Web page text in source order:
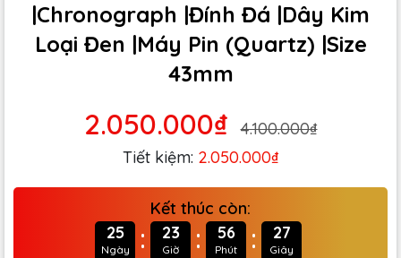
|Chronograph |Đính Đá |Dây Kim
Loại Đen |Máy Pin (Quartz) |Size
43mm
2.050.000₫
4.100.000₫
Tiết kiệm: 2.050.000₫
Kết thúc còn:
25
Ngày : 23
Giờ : 56
Phút : 25
Giây